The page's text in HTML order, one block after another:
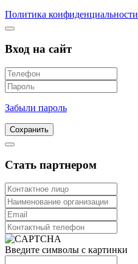
Политика конфиденциальности
Вход на сайт
Забыли пароль
Сохранить
Стать партнером
Введите символы с картинки